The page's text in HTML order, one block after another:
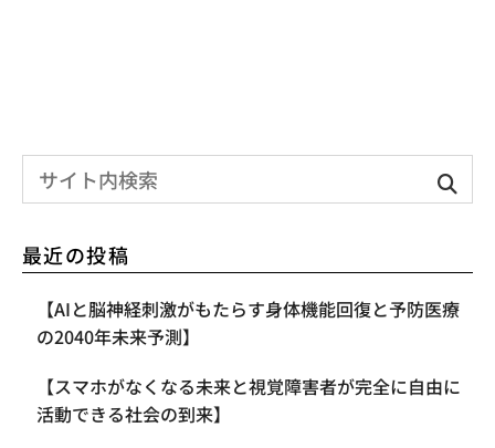
最近の投稿
【AIと脳神経刺激がもたらす身体機能回復と予防医療
の2040年未来予測】
【スマホがなくなる未来と視覚障害者が完全に自由に
活動できる社会の到来】